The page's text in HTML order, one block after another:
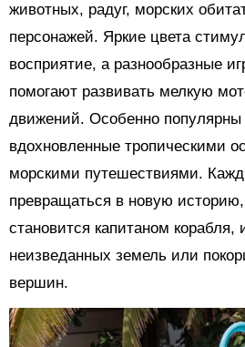
животных, радуг, морских
персонажей. Яркие цвета
восприятие, а разнообразные
помогают развивать мелкую
движений. Особенно
вдохновленные тропическими
морскими путешествиями.
превращаться в новую историю,
становится капитаном корабля,
неизведанных земель или
вершин.